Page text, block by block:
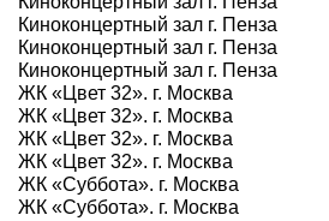
Киноконцертный зал г. Пенза
Киноконцертный зал г. Пенза
Киноконцертный зал г. Пенза
ЖК «Цвет 32». г. Москва
ЖК «Цвет 32». г. Москва
ЖК «Цвет 32». г. Москва
ЖК «Цвет 32». г. Москва
ЖК «Суббота». г. Москва
ЖК «Суббота». г. Москва